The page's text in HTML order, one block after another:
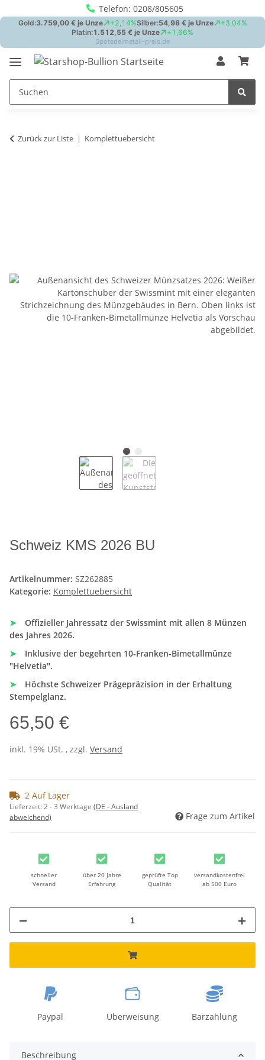
Telefon: 0208/805605
Zurück zur Liste Komplettuebersicht
Schweiz KMS 2026 BU
Artikelnummer: SZ262885
Kategorie: Komplettuebersicht
➤
Offizieller Jahressatz der Swissmint mit allen 8 Münzen
des Jahres 2026.
➤
Inklusive der begehrten 10-Franken-Bimetallmünze
"Helvetia".
➤
Höchste Schweizer Prägepräzision in der Erhaltung
Stempelglanz.
65,50 €
inkl. 19% USt. , zzgl. Versand
2 Auf Lager
Lieferzeit:2 - 3 Werktage (DE - Ausland
abweichend)
Frage zum Artikel
schneller
Versand
über 20 Jahre
Erfahrung
geprüfte Top
Qualität
versandkostenfrei
ab 500 Euro
Paypal Überweisung Barzahlung
Beschreibung